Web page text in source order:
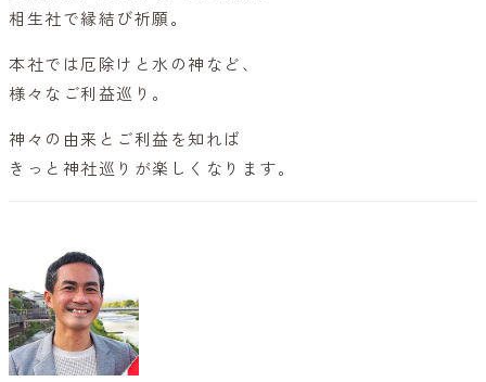
相生社で縁結び祈願。
本社では厄除けと水の神など、
様々なご利益巡り。
神々の由来とご利益を知れば
きっと神社巡りが楽しくなります。